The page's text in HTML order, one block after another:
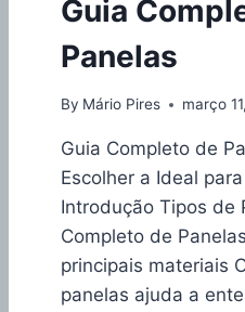
A
P
R
F
G
Ã
O
I
Guia
Panelas
By Mário Pires março
Guia Completo de
Escolher a Ideal
Introdução Tipos de
Completo de
principais materiais
panelas ajuda a